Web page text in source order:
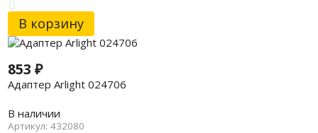
В корзину
853 ₽
Адаптер Arlight 024706
В наличии
Артикул: 432080